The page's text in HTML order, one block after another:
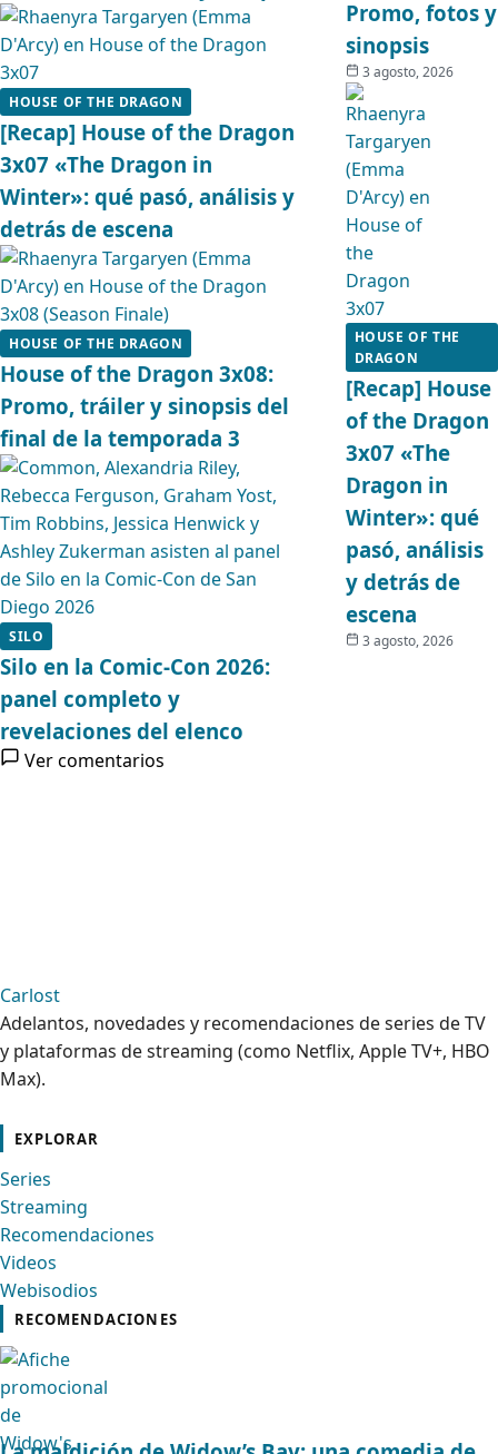
HOUSE OF THE DRAGON
[Recap] House of the Dragon
3x07 «The Dragon in
Winter»: qué pasó, análisis y
detrás de escena
HOUSE OF THE DRAGON
House of the Dragon 3x08:
Promo, tráiler y sinopsis del
final de la temporada 3
SILO
Silo en la Comic-Con 2026:
panel completo y
revelaciones del elenco
Ver comentarios
Promo, fotos y
sinopsis
3 agosto, 2026
HOUSE OF THE
DRAGON
[Recap] House
of the Dragon
3x07 «The
Dragon in
Winter»: qué
pasó, análisis
y detrás de
escena
3 agosto, 2026
Carlost
Adelantos, novedades y recomendaciones de series de TV
y plataformas de streaming (como Netflix, Apple TV+, HBO
Max).
EXPLORAR
Series
Streaming
Recomendaciones
Videos
Webisodios
RECOMENDACIONES